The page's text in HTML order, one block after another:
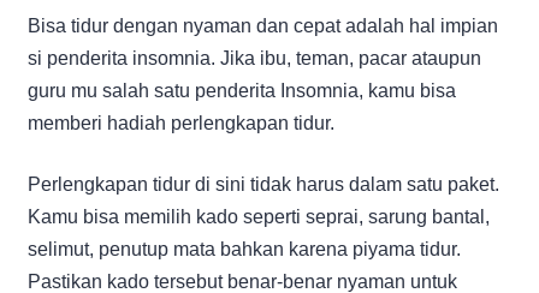
Bisa tidur dengan nyaman dan cepat adalah hal impian
si penderita insomnia. Jika ibu, teman, pacar ataupun
guru mu salah satu penderita Insomnia, kamu bisa
memberi hadiah perlengkapan tidur.
Perlengkapan tidur di sini tidak harus dalam satu paket.
Kamu bisa memilih kado seperti seprai, sarung bantal,
selimut, penutup mata bahkan karena piyama tidur.
Pastikan kado tersebut benar-benar nyaman untuk